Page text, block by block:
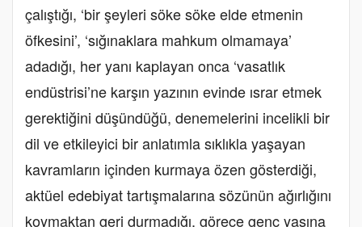
çalıştığı, ‘bir şeyleri söke söke elde etmenin
öfkesini’, ‘sığınaklara mahkum olmamaya’
adadığı, her yanı kaplayan onca ‘vasatlık
endüstrisi’ne karşın yazının evinde ısrar etmek
gerektiğini düşündüğü, denemelerini incelikli bir
dil ve etkileyici bir anlatımla sıklıkla yaşayan
kavramların içinden kurmaya özen gösterdiği,
aktüel edebiyat tartışmalarına sözünün ağırlığını
koymaktan geri durmadığı, görece genç yaşına